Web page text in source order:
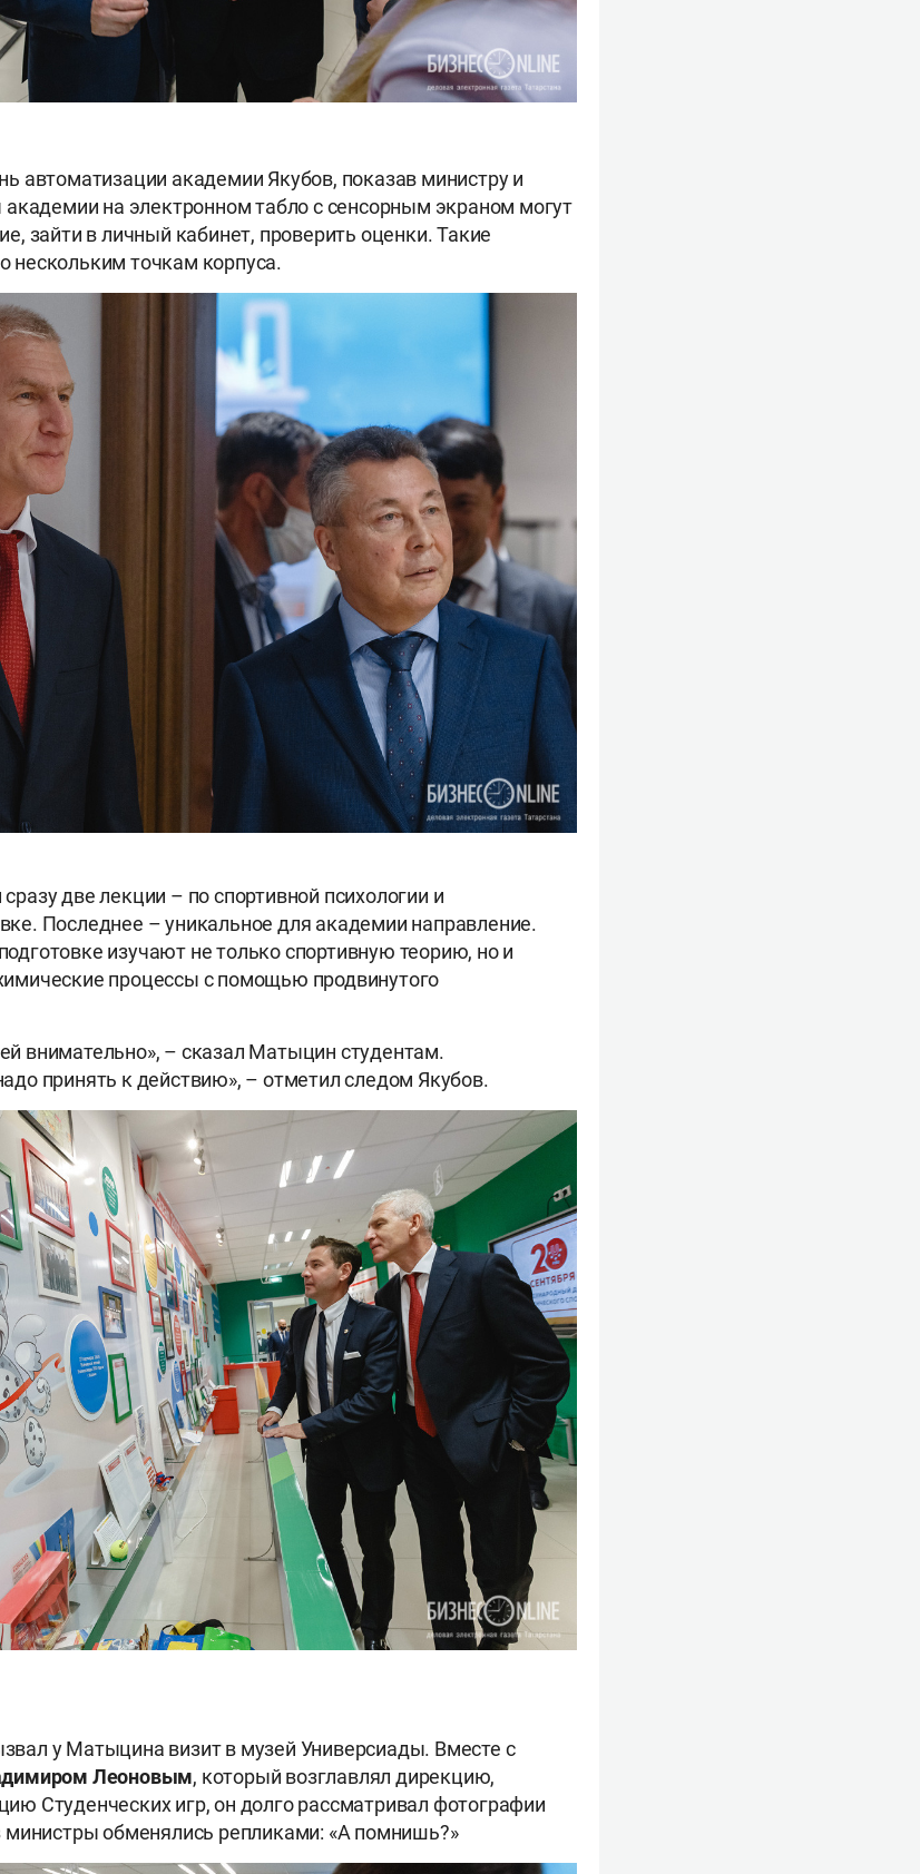
автоматизации академии Якубов, показав министру и
академии на электронном табло с сенсорным экраном могут
зайти в личный кабинет, проверить оценки. Такие
нескольким точкам корпуса.
две лекции – по спортивной психологии и
Последнее – уникальное для академии направление.
изучают не только спортивную теорию, но и
процессы с помощью продвинутого
внимательно», – сказал Матыцин студентам.
принять к действию», – отметил следом Якубов.
у Матыцина визит в музей Универсиады. Вместе с
Леоновым, который возглавлял дирекцию,
Студенческих игр, он долго рассматривал фотографии
министры обменялись репликами: «А помнишь?»